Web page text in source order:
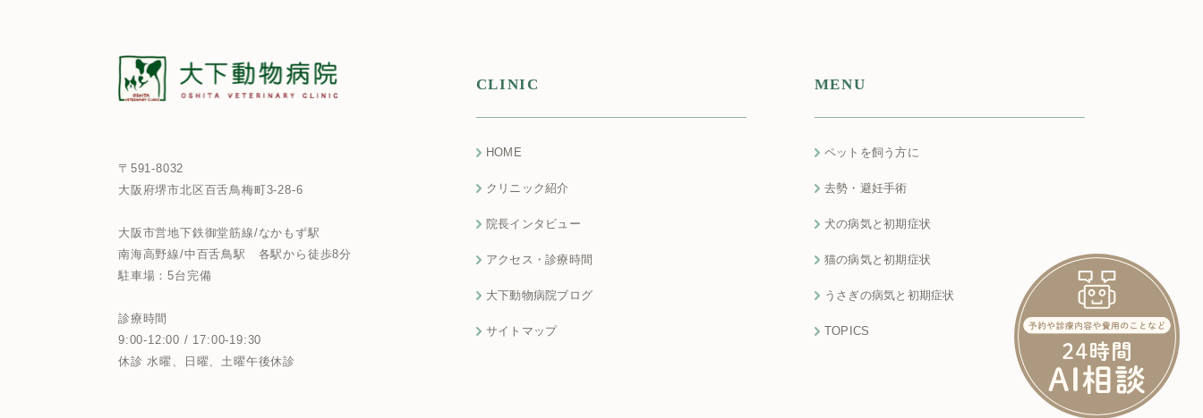
〒591-8032
大阪府堺市北区百舌鳥梅町3-28-6
大阪市営地下鉄御堂筋線/なかもず駅
南海高野線/中百舌鳥駅 各駅から徒歩8分
駐車場：5台完備
診療時間
9:00-12:00 / 17:00-19:30
休診 水曜、日曜、土曜午後休診
CLINIC
HOME
クリニック紹介
院長インタビュー
アクセス・診療時間
大下動物病院ブログ
サイトマップ
MENU
ペットを飼う方に
去勢・避妊手術
犬の病気と初期症状
猫の病気と初期症状
うさぎの病気と初期症状
TOPICS